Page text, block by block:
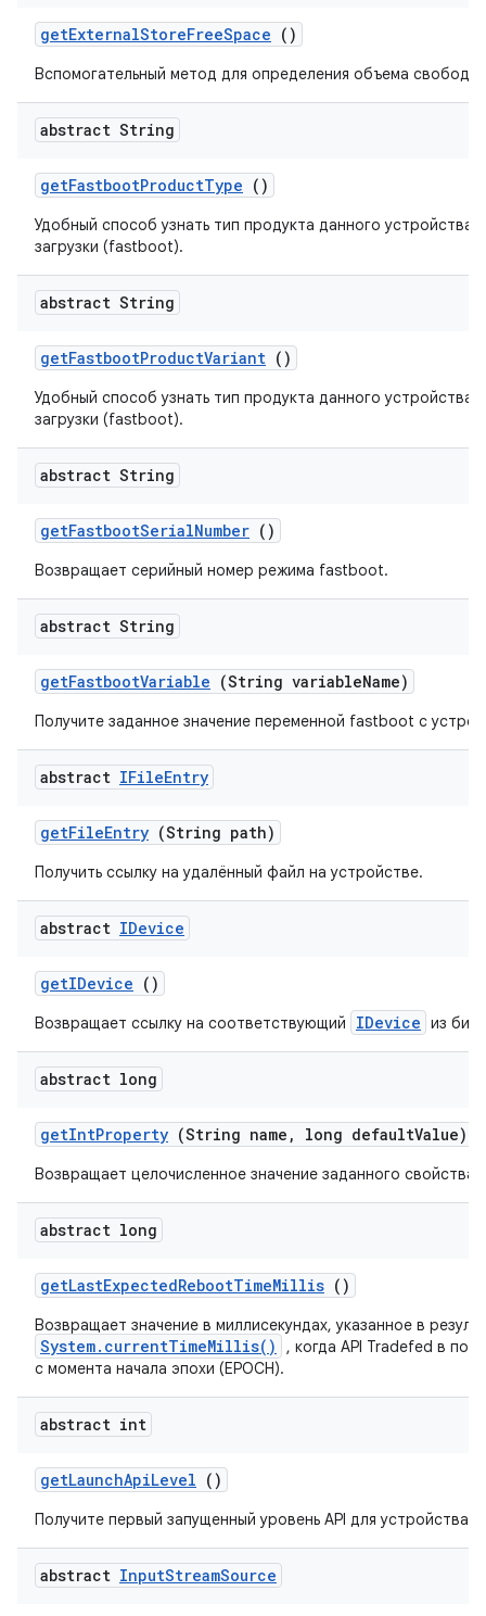
getExternalStoreFreeSpace ()
Вспомогательный метод для определения объема
abstract String
getFastbootProductType ()
Удобный способ узнать тип продукта данного
загрузки (fastboot).
abstract String
getFastbootProductVariant ()
Удобный способ узнать тип продукта данного
загрузки (fastboot).
abstract String
getFastbootSerialNumber ()
Возвращает серийный номер режима fastboot.
abstract String
getFastbootVariable (String variableName)
Получите заданное значение переменной fastboot с
abstract IFileEntry
getFileEntry (String path)
Получить ссылку на удалённый файл на устройстве.
abstract IDevice
getIDevice ()
Возвращает ссылку на соответствующий IDevice из
abstract long
getIntProperty (String name , long defaultValue)
Возвращает целочисленное значение заданного свойства
abstract long
getLastExpectedRebootTimeMillis ()
Возвращает значение в миллисекундах, указанное в
System.currentTimeMillis()
, когда API Tradefed в
с момента начала эпохи (EPOCH).
abstract int
getLaunchApiLevel ()
Получите первый запущенный уровень API для устройства.
abstract InputStreamSource